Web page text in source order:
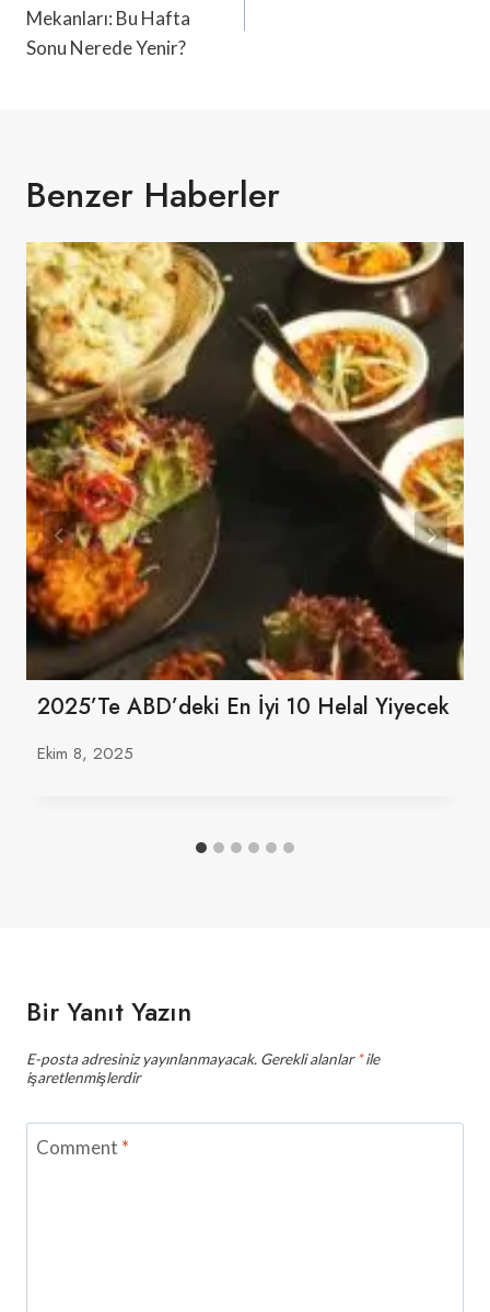
Mekanları: Bu Hafta
Sonu Nerede Yenir?
Benzer Haberler
2025’te ABD’deki En İyi 10 Helal Yiyecek
Ekim 8, 2025
Bir Yanıt Yazın
E-posta adresiniz yayınlanmayacak. Gerekli alanlar*ile
işaretlenmişlerdir
Comment *